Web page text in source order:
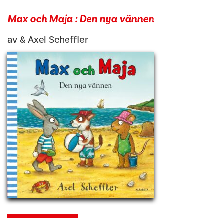
Max och Maja : Den nya vännen
av &Axel Scheffler